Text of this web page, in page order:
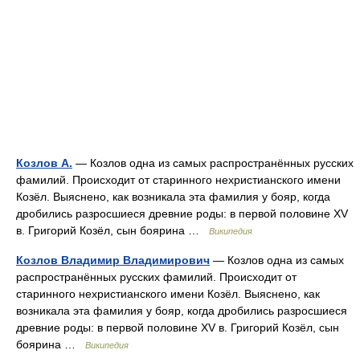
Козлов А. — Козлов одна из самых распространённых русских
фамилий. Происходит от старинного нехристианского имени
Козёл. Выяснено, как возникала эта фамилия у бояр, когда
дробились разросшиеся древние роды: в первой половине XV
в. Григорий Козёл, сын боярина …
Википедия
Козлов Владимир Владимирович — Козлов одна из самых
распространённых русских фамилий. Происходит от
старинного нехристианского имени Козёл. Выяснено, как
возникала эта фамилия у бояр, когда дробились разросшиеся
древние роды: в первой половине XV в. Григорий Козёл, сын
боярина …
Википедия